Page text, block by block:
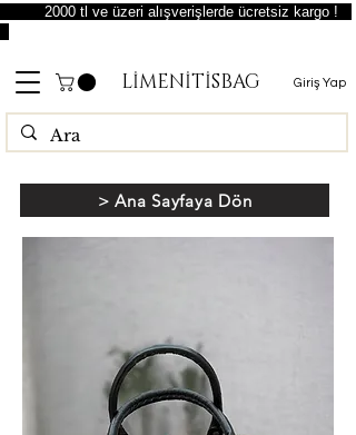
LİMENİTİSBAG Giriş Yap
2000 tl ve üzeri alışverişlerde ücretsiz kargo !
> Ana Sayfaya Dön